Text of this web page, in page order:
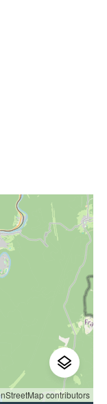
contributors